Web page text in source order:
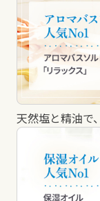
天然塩と精油で